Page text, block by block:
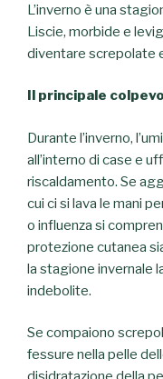
L’inverno è una
Liscie, morbide e
diventare screpolate
Il principale
Durante l’inverno,
all’interno di case e
riscaldamento. Se
cui ci si lava le mani
o influenza si
protezione cutanea
la stagione invernale
indebolite.
Se compaiono
fessure nella pelle